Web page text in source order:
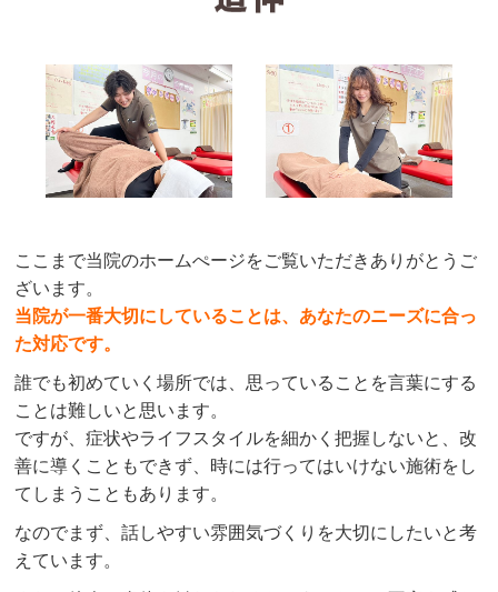
ここまで当院のホームぺージをご覧いただきありがとうご
ざいます。
当院が一番大切にしていることは、あなたのニーズに合っ
た対応です。
誰でも初めていく場所では、思っていることを言葉にする
ことは難しいと思います。
ですが、症状やライフスタイルを細かく把握しないと、改
善に導くこともできず、時には行ってはいけない施術をし
てしまうこともあります。
なのでまず、話しやすい雰囲気づくりを大切にしたいと考
えています。